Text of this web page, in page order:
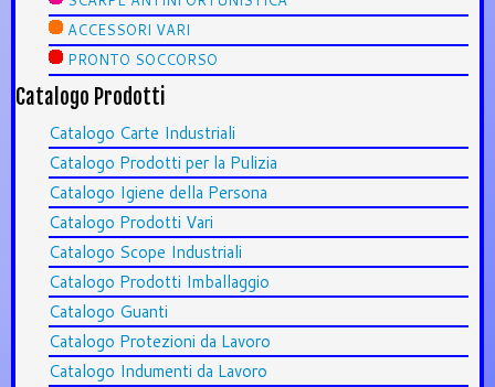
ACCESSORI VARI
PRONTO SOCCORSO
Catalogo Prodotti
Catalogo Carte Industriali
Catalogo Prodotti per la Pulizia
Catalogo Igiene della Persona
Catalogo Prodotti Vari
Catalogo Scope Industriali
Catalogo Prodotti Imballaggio
Catalogo Guanti
Catalogo Protezioni da Lavoro
Catalogo Indumenti da Lavoro